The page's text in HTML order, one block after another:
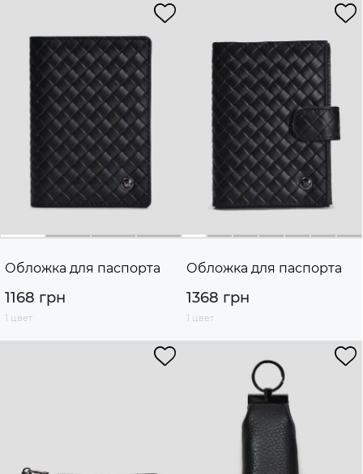
Обложка для паспорта
1168 грн
1 цвет
Обложка для паспорта
1368 грн
1 цвет